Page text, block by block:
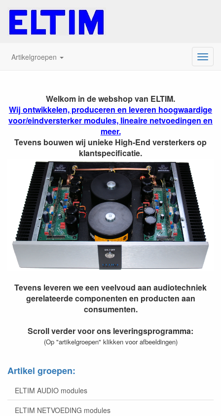
Artikelgroepen Menu
Welkom in de webshop van ELTIM.
Wij ontwikkelen, produceren en leveren hoogwaardige
voor/eindversterker modules, lineaire netvoedingen en
meer.
Tevens bouwen wij unieke High-End versterkers op
klantspecificatie.
Tevens leveren we een veelvoud aan audiotechniek
gerelateerde componenten en producten aan
consumenten.
Scroll verder voor ons leveringsprogramma:
(Op "artikelgroepen" klikken voor afbeeldingen)
Artikel groepen:
ELTIM AUDIO modules
ELTIM NETVOEDING modules